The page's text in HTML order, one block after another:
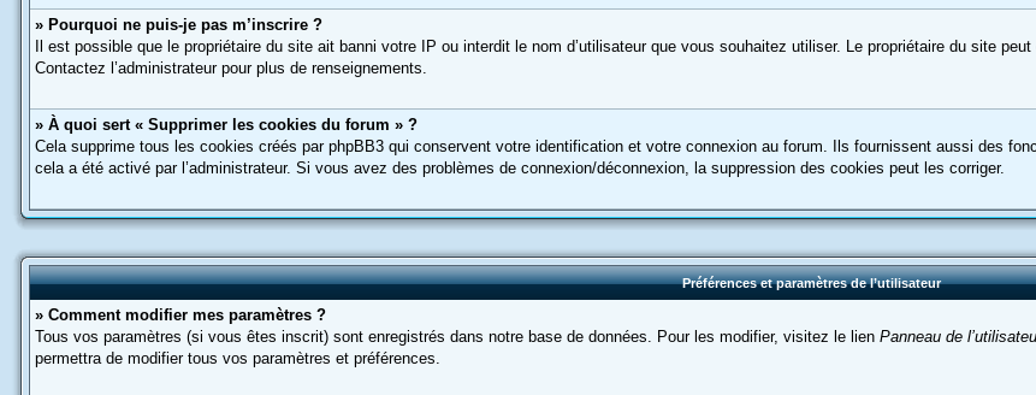
» Pourquoi ne puis-je pas m’inscrire ?
Il est possible que le propriétaire du site ait banni votre IP ou interdit le nom d’utilisateur que vous souhaitez utiliser. Le propriétaire du site
Contactez l’administrateur pour plus de renseignements.
» À quoi sert « Supprimer les cookies du forum » ?
Cela supprime tous les cookies créés par phpBB3 qui conservent votre identification et votre connexion au forum. Ils fournissent aussi des
cela a été activé par l’administrateur. Si vous avez des problèmes de connexion/déconnexion, la suppression des cookies peut les corriger.
Préférences et paramètres de l’utilisateur
» Comment modifier mes paramètres ?
Tous vos paramètres (si vous êtes inscrit) sont enregistrés dans notre base de données. Pour les modifier, visitez le lien Panneau de
permettra de modifier tous vos paramètres et préférences.